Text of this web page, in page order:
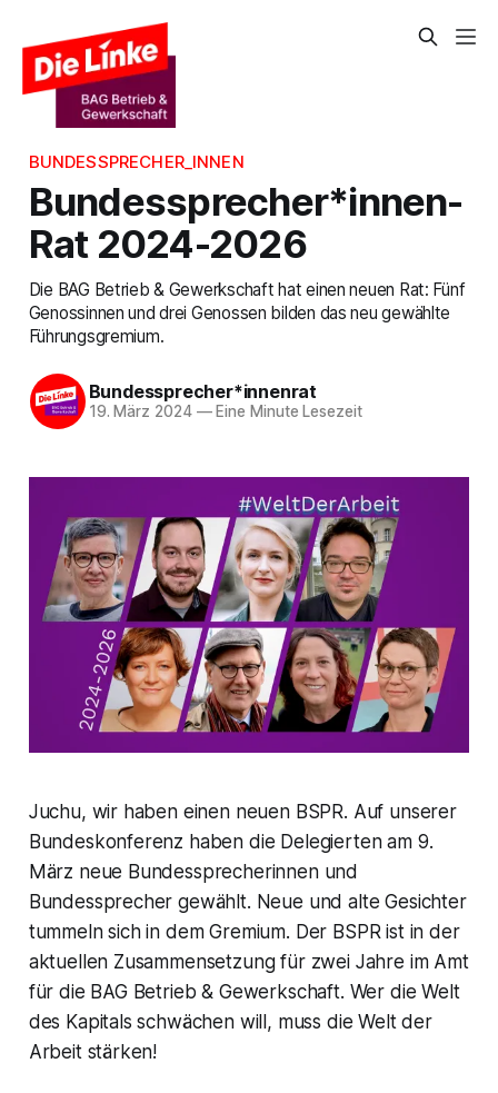
BUNDESSPRECHER_INNEN
Bundessprecher*innen-
Rat 2024-2026
Die BAG Betrieb & Gewerkschaft hat einen neuen Rat: Fünf
Genossinnen und drei Genossen bilden das neu gewählte
Führungsgremium.
Bundessprecher*innenrat
19. März 2024 —Eine Minute Lesezeit
Juchu, wir haben einen neuen BSPR. Auf unserer
Bundeskonferenz haben die Delegierten am 9.
März neue Bundessprecherinnen und
Bundessprecher gewählt. Neue und alte Gesichter
tummeln sich in dem Gremium. Der BSPR ist in der
aktuellen Zusammensetzung für zwei Jahre im Amt
für die BAG Betrieb & Gewerkschaft. Wer die Welt
des Kapitals schwächen will, muss die Welt der
Arbeit stärken!